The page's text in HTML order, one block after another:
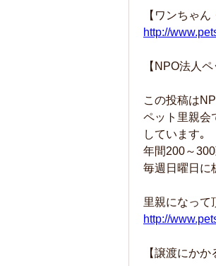
【ワンちゃ
http://
【NPO法人
この投稿は
ペット里親会
しています｡
年間200～
毎週日曜日に
里親になって
http://
【譲渡にかか